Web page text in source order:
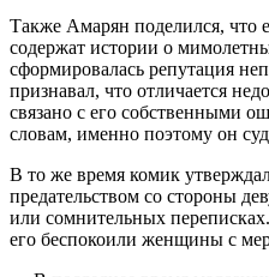
Также Амарян поделился, что
содержат истории о
сформировалась репутация
признавал, что отличается
связано с его собственными
словам, именно поэтому он
В то же время комик
предательством со стороны
или сомнительных
его беспокоили женщины с